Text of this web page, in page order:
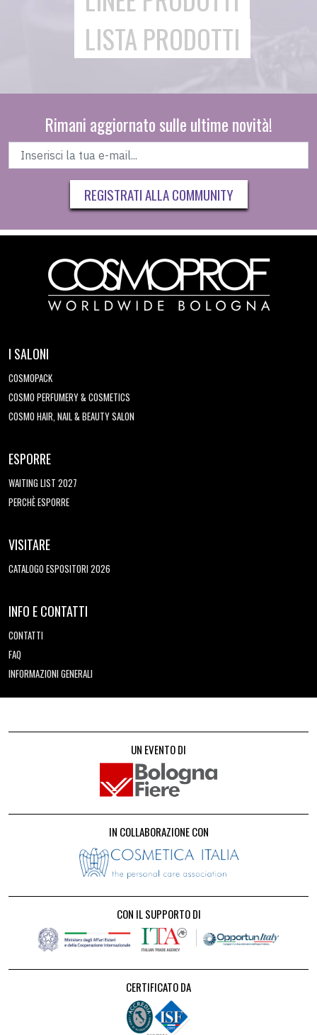
LISTA PRODOTTI
Rimani aggiornato sulle ultime novità!
REGISTRATI ALLA COMMUNITY
I SALONI
COSMOPACK
COSMO PERFUMERY & COSMETICS
COSMO HAIR, NAIL & BEAUTY SALON
ESPORRE
WAITING LIST 2027
PERCHÈ ESPORRE
VISITARE
CATALOGO ESPOSITORI 2026
INFO E CONTATTI
CONTATTI
FAQ
INFORMAZIONI GENERALI
UN EVENTO DI
IN COLLABORAZIONE CON
CON IL SUPPORTO DI
CERTIFICATO DA